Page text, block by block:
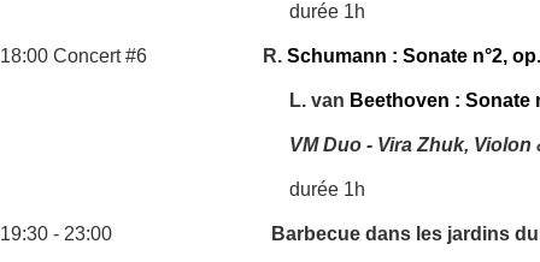
durée 1h
18:00 Concert #6 R. Schumann : Sonate n°2,
L. van Beethoven : Sonate
VM Duo - Vira Zhuk, Violon
durée 1h
19:30 - 23:00 Barbecue dans les jardins